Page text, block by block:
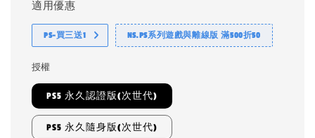
適用優惠
PS-買三送1 NS.PS系列遊戲與離線版 滿500折50
授權
PS5 永久認證版(次世代)
PS5 永久隨身版(次世代)